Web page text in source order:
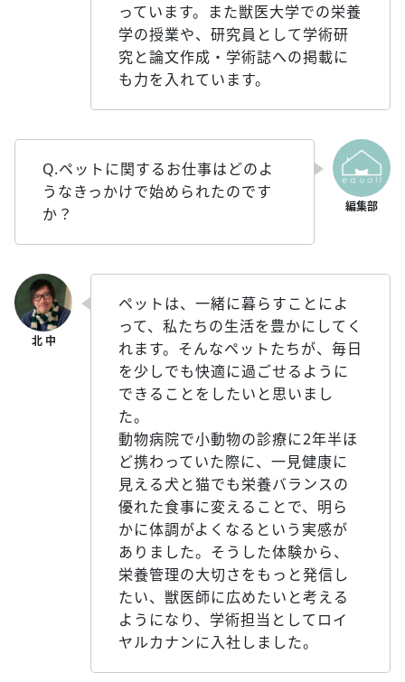
っています。また獣医大学での栄養
学の授業や、研究員として学術研
究と論文作成・学術誌への掲載に
も力を入れています。
Q.ペットに関するお仕事はどのよ
うなきっかけで始められたのです
か？
ペットは、一緒に暮らすことによ
って、私たちの生活を豊かにしてく
れます。そんなペットたちが、毎日
を少しでも快適に過ごせるように
できることをしたいと思いまし
た。
動物病院で小動物の診療に2年半ほ
ど携わっていた際に、一見健康に
見える犬と猫でも栄養バランスの
優れた食事に変えることで、明ら
かに体調がよくなるという実感が
ありました。そうした体験から、
栄養管理の大切さをもっと発信し
たい、獣医師に広めたいと考える
ようになり、学術担当としてロイ
ヤルカナンに入社しました。